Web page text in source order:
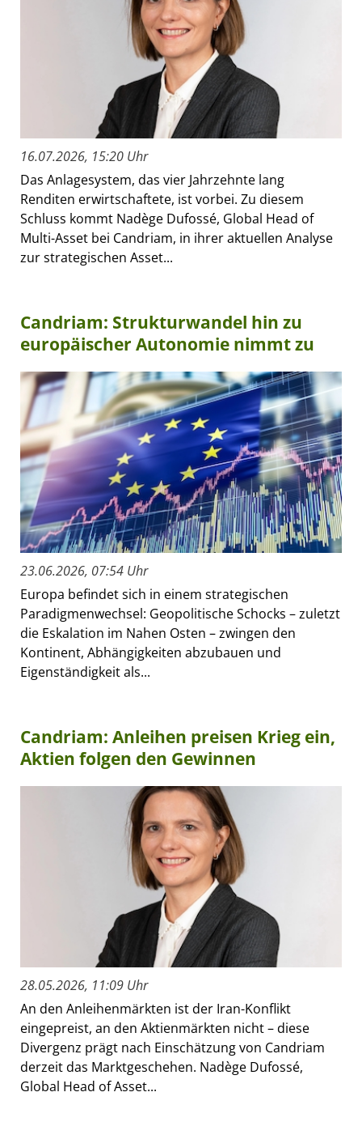
16.07.2026, 15:20 Uhr
Das Anlagesystem, das vier Jahrzehnte lang
Renditen erwirtschaftete, ist vorbei. Zu diesem
Schluss kommt Nadège Dufossé, Global Head of
Multi-Asset bei Candriam, in ihrer aktuellen Analyse
zur strategischen Asset...
Candriam: Strukturwandel hin zu
europäischer Autonomie nimmt zu
23.06.2026, 07:54 Uhr
Europa befindet sich in einem strategischen
Paradigmenwechsel: Geopolitische Schocks – zuletzt
die Eskalation im Nahen Osten – zwingen den
Kontinent, Abhängigkeiten abzubauen und
Eigenständigkeit als...
Candriam: Anleihen preisen Krieg ein,
Aktien folgen den Gewinnen
28.05.2026, 11:09 Uhr
An den Anleihenmärkten ist der Iran-Konflikt
eingepreist, an den Aktienmärkten nicht – diese
Divergenz prägt nach Einschätzung von Candriam
derzeit das Marktgeschehen. Nadège Dufossé,
Global Head of Asset...